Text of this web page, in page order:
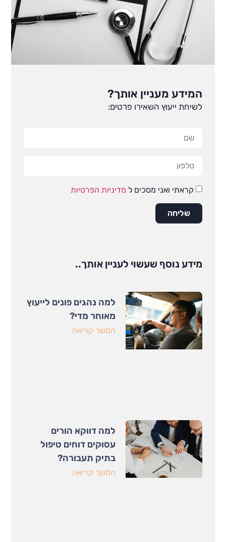
המידע מעניין אותך?
לשיחת ייעוץ השאירו פרטים:
קראתי ואני מסכים ל מדיניות הפרטיות
שליחה
מידע נוסף שעשוי לעניין אותך..
למה נהגים פונים לייעוץ
מאוחר מדי?
המשך קריאה
למה דווקא הורים
עסוקים דוחים טיפול
בתיק תעבורה?
המשך קריאה